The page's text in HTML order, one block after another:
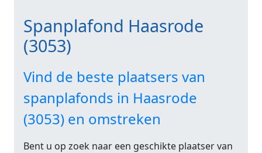
Spanplafond Haasrode
(3053)
Vind de beste plaatsers van
spanplafonds in Haasrode
(3053) en omstreken
Bent u op zoek naar een geschikte plaatser van